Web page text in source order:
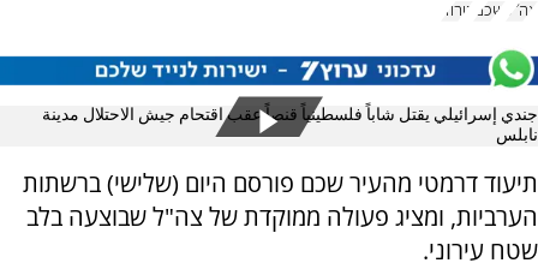
צה"ל שכם טרור
جندي إسرائيلي يقتل شاباً فلسطينياً قنصاً عقب اقتحام جيش الاحتلال مدينة
نابلس
תיעוד דרמטי מהעיר שכם פורסם היום (שלישי) ברשתות
הערביות, ומציג פעולה ממוקדת של צה"ל שבוצעה בלב
שטח עירוני.